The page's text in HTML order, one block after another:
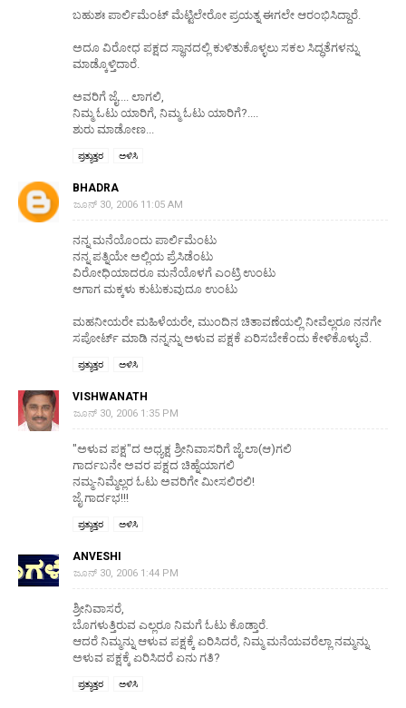
ಬಹುಶಃ ಪಾರ್ಲಿಮೆಂಟ್ ಮೆಟ್ಟಿಲೇರೋ ಪ್ರಯತ್ನ ಈಗಲೇ ಆರಂಭಿಸಿದ್ದಾರೆ.
ಅದೂ ವಿರೋಧ ಪಕ್ಷದ ಸ್ಥಾನದಲ್ಲಿ ಕುಳಿತುಕೊಳ್ಳಲು ಸಕಲ ಸಿದ್ಧತೆಗಳನ್ನು
ಮಾಡ್ಕೊಳ್ತಿದಾರೆ.
ಅವರಿಗೆ ಜೈ.... ಲಾಗಲಿ,
ನಿಮ್ಮ ಓಟು ಯಾರಿಗೆ, ನಿಮ್ಮ ಓಟು ಯಾರಿಗೆ?....
ಶುರು ಮಾಡೋಣ...
ಪ್ರತ್ಯುತ್ತರ ಅಳಿಸಿ
BHADRA
ಜೂನ್ 30, 2006 11:05 AM
ನನ್ನ ಮನೆಯೊಂದು ಪಾರ್ಲಿಮೆಂಟು
ನನ್ನ ಪತ್ನಿಯೇ ಅಲ್ಲಿಯ ಪ್ರೆಸಿಡೆಂಟು
ವಿರೋಧಿಯಾದರೂ ಮನೆಯೊಳಗೆ ಎಂಟ್ರಿ ಉಂಟು
ಆಗಾಗ ಮಕ್ಕಳು ಕುಟುಕುವುದೂ ಉಂಟು
ಮಹನೀಯರೇ ಮಹಿಳೆಯರೇ, ಮುಂದಿನ ಚಿತಾವಣೆಯಲ್ಲಿ ನೀವೆಲ್ಲರೂ ನನಗೇ
ಸಪೋರ್ಟ್ ಮಾಡಿ ನನ್ನನ್ನು ಅಳುವ ಪಕ್ಷಕೆ ಏರಿಸಬೇಕೆಂದು ಕೇಳಿಕೊಳ್ಳುವೆ.
ಪ್ರತ್ಯುತ್ತರ ಅಳಿಸಿ
VISHWANATH
ಜೂನ್ 30, 2006 1:35 PM
"ಅಳುವ ಪಕ್ಷ"ದ ಅಧ್ಯಕ್ಷ ಶ್ರೀನಿವಾಸರಿಗೆ ಜೈ.ಲಾ(ಆ)ಗಲಿ
ಗಾರ್ದಬನೇ ಅವರ ಪಕ್ಷದ ಚಿಹ್ನೆಯಾಗಲಿ
ನಮ್ಮ-ನಿಮ್ಮೆಲ್ಲರ ಓಟು ಅವರಿಗೇ ಮೀಸಲಿರಲಿ!
ಜೈ ಗಾರ್ದಭ!!!
ಪ್ರತ್ಯುತ್ತರ ಅಳಿಸಿ
ANVESHI
ಜೂನ್ 30, 2006 1:44 PM
ಶ್ರೀನಿವಾಸರೆ,
ಬೊಗಳುತ್ತಿರುವ ಎಲ್ಲರೂ ನಿಮಗೆ ಓಟು ಕೊಡ್ತಾರೆ.
ಆದರೆ ನಿಮ್ಮನ್ನು ಆಳುವ ಪಕ್ಷಕ್ಕೆ ಏರಿಸಿದರೆ, ನಿಮ್ಮ ಮನೆಯವರೆಲ್ಲಾ ನಮ್ಮನ್ನು
ಅಳುವ ಪಕ್ಷಕ್ಕೆ ಏರಿಸಿದರೆ ಏನು ಗತಿ?
ಪ್ರತ್ಯುತ್ತರ ಅಳಿಸಿ